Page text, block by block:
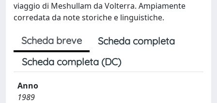
viaggio di Meshullam da Volterra. Ampiamente
corredata da note storiche e linguistiche.
Scheda breve
Scheda completa
Scheda completa (DC)
Anno
1989